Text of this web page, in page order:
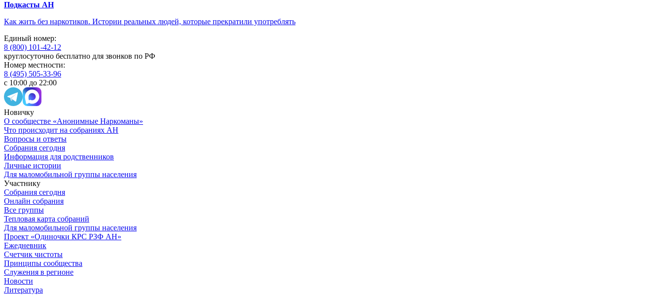
Подкасты АН
Как жить без наркотиков. Истории реальных людей, которые прекратили употреблять
Единый номер:
8 (800) 101-42-12
круглосуточно бесплатно для звонков по РФ
Номер местности:
8 (495) 505-33-96
с 10:00 до 22:00
Новичку
О сообществе «Анонимные Наркоманы»
Что происходит на собраниях АН
Вопросы и ответы
Собрания сегодня
Информация для родственников
Личные истории
Для маломобильной группы населения
Участнику
Собрания сегодня
Онлайн собрания
Все группы
Тепловая карта собраний
Для маломобильной группы населения
Проект «Одиночки КРС РЗФ АН»
Ежедневник
Счетчик чистоты
Принципы сообщества
Служения в регионе
Новости
Литература